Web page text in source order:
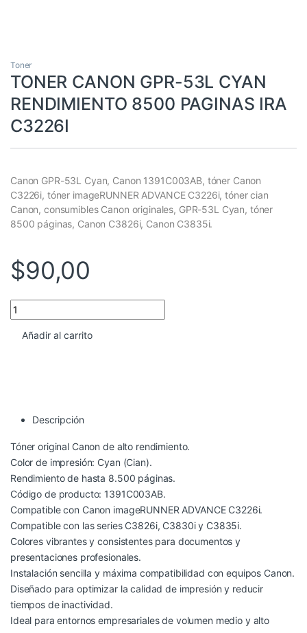
Toner
TONER CANON GPR-53L CYAN
RENDIMIENTO 8500 PAGINAS IRA
C3226I
Canon GPR-53L Cyan, Canon 1391C003AB, tóner Canon
C3226i, tóner imageRUNNER ADVANCE C3226i, tóner cian
Canon, consumibles Canon originales, GPR-53L Cyan, tóner
8500 páginas, Canon C3826i, Canon C3835i.
$90,00
TONER CANON GPR-53L CYAN RENDIMIENTO 8500 PAGINAS
Añadir al carrito
Descripción
Tóner original Canon de alto rendimiento.
Color de impresión: Cyan (Cian).
Rendimiento de hasta 8.500 páginas.
Código de producto: 1391C003AB.
Compatible con Canon imageRUNNER ADVANCE C3226i.
Compatible con las series C3826i, C3830i y C3835i.
Colores vibrantes y consistentes para documentos y
presentaciones profesionales.
Instalación sencilla y máxima compatibilidad con equipos Canon.
Diseñado para optimizar la calidad de impresión y reducir
tiempos de inactividad.
Ideal para entornos empresariales de volumen medio y alto